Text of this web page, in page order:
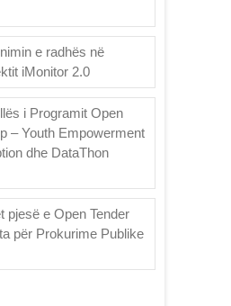
e radhës në
iMonitor 2.0
i Programit Open
– Youth Empowerment
dhe DataThon
pjesë e Open Tender
për Prokurime Publike